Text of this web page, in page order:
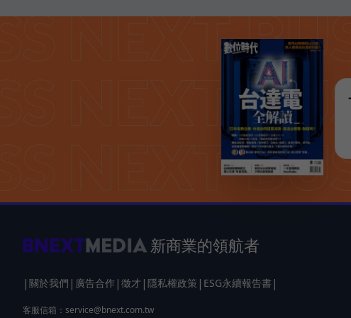
新商業的領航者
| 關於我們 | 廣告合作 | 徵才 | 隱私權政策 | ESG永續報告書 |
客服信箱： service@bnext.com.tw